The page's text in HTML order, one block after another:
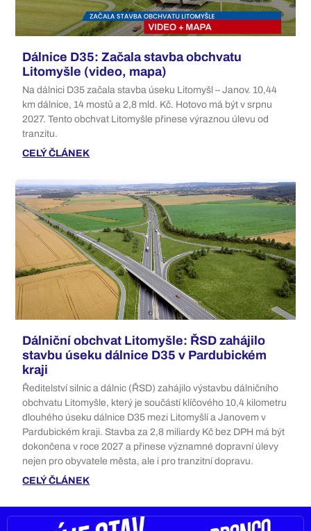
Dálnice D35: Začala stavba obchvatu
Litomyšle (video, mapa)
Na dálnici D35 začala stavba úseku Litomyšl – Janov. 10,44
km dálnice, 14 mostů a 2,8 mld. Kč. Hotovo má být v srpnu
2027. Tento obchvat Litomyšle přinese výraznou úlevu od
tranzitu.
CELÝ ČLÁNEK
Dálniční obchvat Litomyšle: ŘSD zahájilo
stavbu úseku dálnice D35 v Pardubickém
kraji
Ředitelství silnic a dálnic (ŘSD) zahájilo výstavbu dálničního
obchvatu Litomyšle, který je součástí klíčového 10,4 kilometru
dlouhého úseku dálnice D35 mezi Litomyšlí a Janovem v
Pardubickém kraji. Stavba za 2,8 miliardy Kč bez DPH má být
dokončena v roce 2027 a přinese významné dopravní úlevy
nejen pro obyvatele města, ale i pro tranzitní dopravu.
CELÝ ČLÁNEK